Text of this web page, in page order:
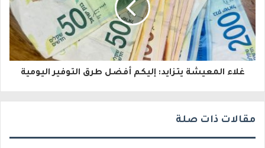
ت
ر
و
غلاء المعيشة يتزايد: إليكم أفضل طرق التوفير اليومية
مقالات ذات صلة